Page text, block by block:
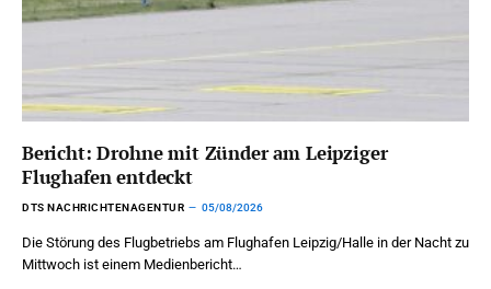
Bericht: Drohne mit Zünder am Leipziger
Flughafen entdeckt
DTS NACHRICHTENAGENTUR 05/08/2026
Die Störung des Flugbetriebs am Flughafen Leipzig/Halle in der Nacht zu
Mittwoch ist einem Medienbericht…